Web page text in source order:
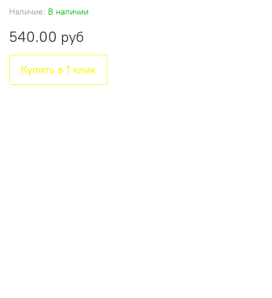
Наличие: В наличии
540.00 руб
Купить в 1 клик